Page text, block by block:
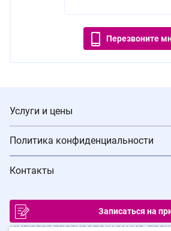
Перезвоните
Услуги и цены
Политика конфиденциальности
Контакты
Записаться на
ИМЕЮТСЯ ПРОТИВОПОКАЗАНИЯ.